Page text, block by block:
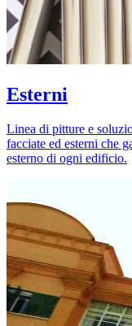
Esterni
Linea di pitture e
facciate ed esterni che
esterno di ogni edificio.